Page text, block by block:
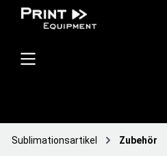
Sublimationsartikel Zubehör